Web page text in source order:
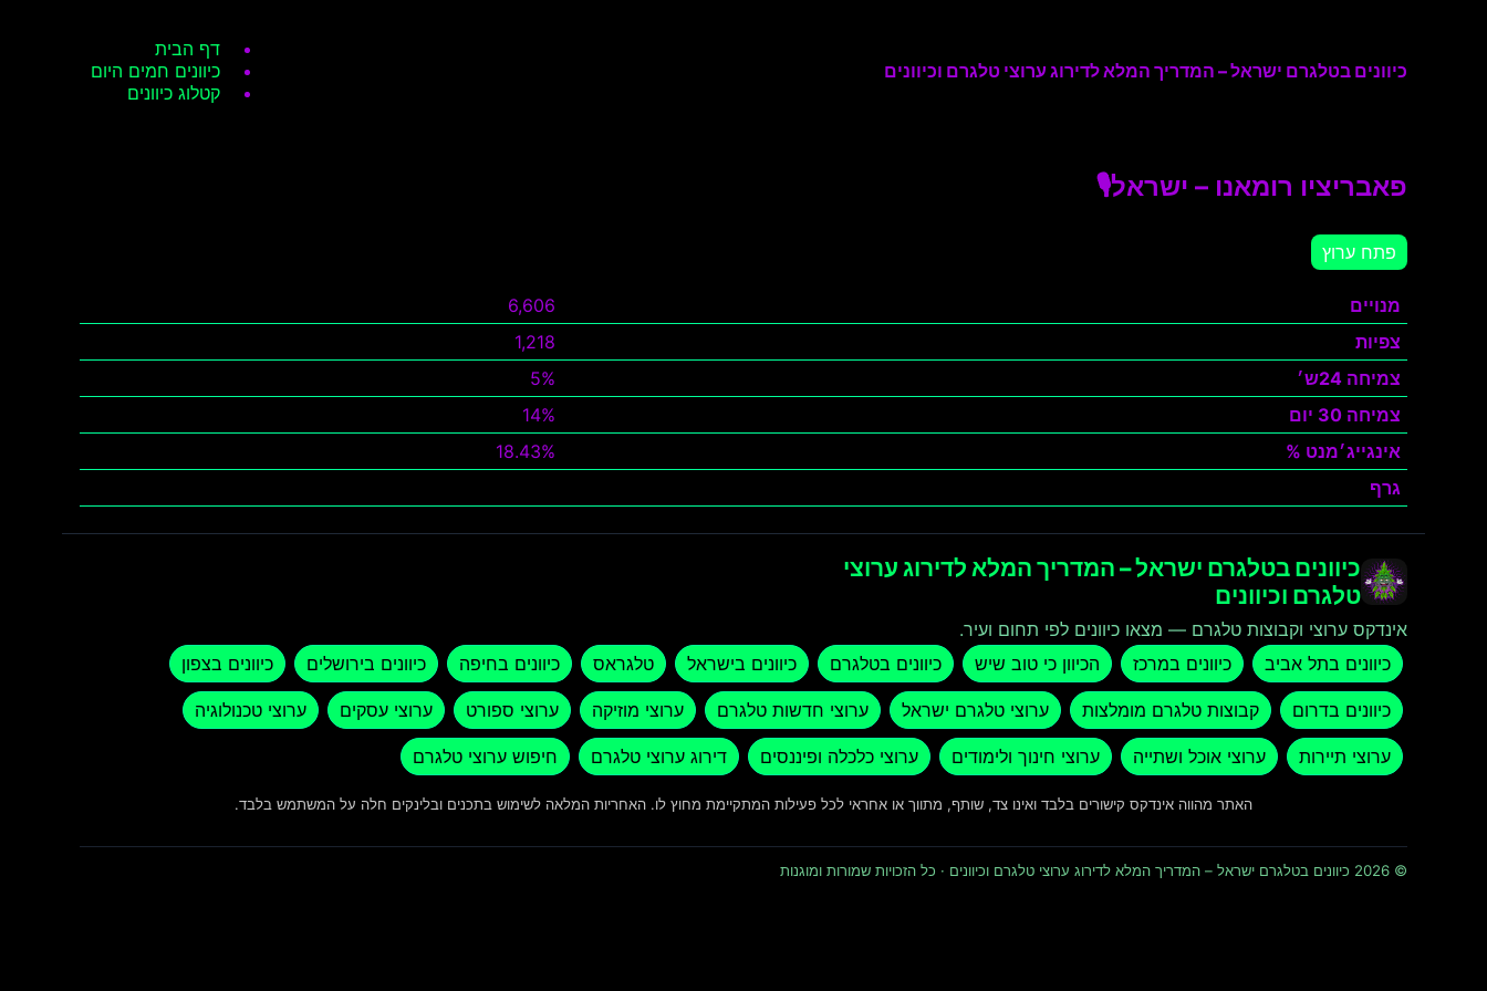
כיוונים בטלגרם ישראל – המדריך המלא לדירוג ערוצי טלגרם וכיוונים
דף הבית
כיוונים חמים היום
קטלוג כיוונים
פאבריציו רומאנו – ישראל🎙
פתח ערוץ
מנויים
6,606
צפיות
1,218
צמיחה 24ש׳
5%
צמיחה 30 יום
14%
אינגייג׳מנט %
18.43%
גרף
כיוונים בטלגרם ישראל – המדריך המלא לדירוג ערוצי
טלגרם וכיוונים
אינדקס ערוצי וקבוצות טלגרם — מצאו כיוונים לפי תחום ועיר.
כיוונים בתל אביב
כיוונים במרכז הכיוון כי טוב שיש כיוונים בטלגרם כיוונים בישראל טלגראס כיוונים בחיפה כיוונים בירושלים כיוונים בצפון
כיוונים בדרום קבוצות טלגרם מומלצות ערוצי טלגרם ישראל ערוצי חדשות טלגרם ערוצי מוזיקה ערוצי ספורט ערוצי עסקים ערוצי טכנולוגיה
ערוצי תיירות ערוצי אוכל ושתייה ערוצי חינוך ולימודים ערוצי כלכלה ופיננסים דירוג ערוצי טלגרם חיפוש ערוצי טלגרם
האתר מהווה אינדקס קישורים בלבד ואינו צד, שותף, מתווך או אחראי לכל פעילות המתקיימת מחוץ לו. האחריות המלאה לשימוש בתכנים ובלינקים חלה על המשתמש בלבד.
© 2026 כיוונים בטלגרם ישראל – המדריך המלא לדירוג ערוצי טלגרם וכיוונים · כל הזכויות שמורות ומוגנות